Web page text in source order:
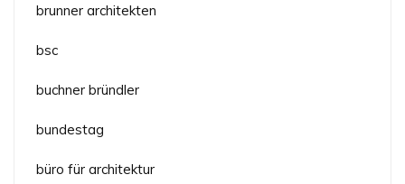
brunner architekten
bsc
buchner bründler
bundestag
büro für architektur